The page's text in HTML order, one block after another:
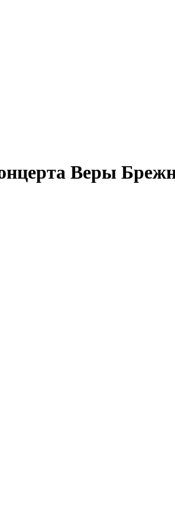
Веры